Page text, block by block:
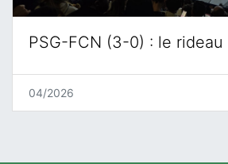
PSG-FCN (3-0) : le rideau
04/2026